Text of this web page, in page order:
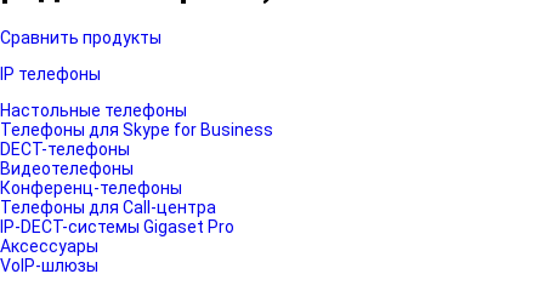
Сравнить продукты
IP телефоны
Настольные телефоны
Телефоны для Skype for Business
DECT-телефоны
Видеотелефоны
Конференц-телефоны
Телефоны для Call-центра
IP-DECT-системы Gigaset Pro
Аксессуары
VoIP-шлюзы